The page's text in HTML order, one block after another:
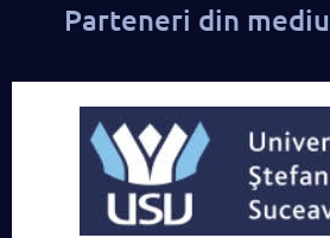
Parteneri din